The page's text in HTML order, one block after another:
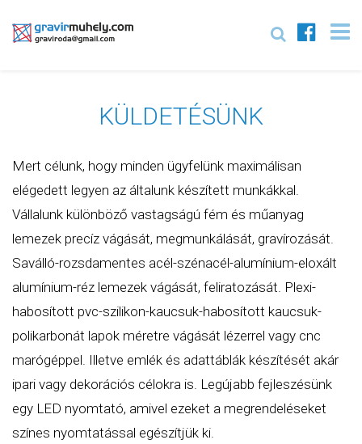
KÜLDETÉSÜNK
Mert célunk, hogy minden ügyfelünk maximálisan
elégedett legyen az általunk készített munkákkal.
Vállalunk különböző vastagságú fém és műanyag
lemezek precíz vágását, megmunkálását, gravírozását.
Saválló-rozsdamentes acél-szénacél-alumínium-eloxált
alumínium-réz lemezek vágását, feliratozását. Plexi-
habosított pvc-szilikon-kaucsuk-habosított kaucsuk-
polikarbonát lapok méretre vágását lézerrel vagy cnc
marógéppel. Illetve emlék és adattáblák készítését akár
ipari vagy dekorációs célokra is. Legújabb fejleszésünk
egy LED nyomtató, amivel ezeket a megrendeléseket
színes nyomtatással egészítjük ki.